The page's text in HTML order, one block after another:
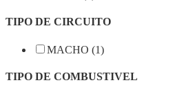
TIPO DE CIRCUITO
MACHO (1)
TIPO DE COMBUSTIVEL